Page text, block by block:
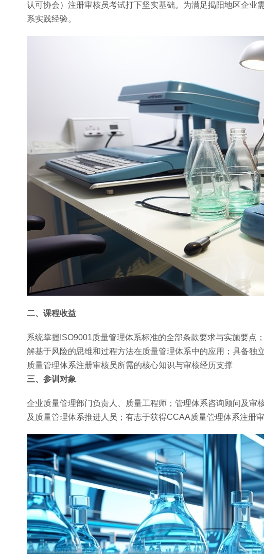
认可协会）注册审核员考试打下坚实基础。为满足揭阳地区企
系实践经验。
二、课程收益
系统掌握ISO9001质量管理体系标准的全部条款要求与实施要点
解基于风险的思维和过程方法在质量管理体系中的应用；具备
质量管理体系注册审核员所需的核心知识与审核经历支撑
三、参训对象
企业质量管理部门负责人、质量工程师；管理体系咨询顾问及审
及质量管理体系推进人员；有志于获得CCAA质量管理体系注册